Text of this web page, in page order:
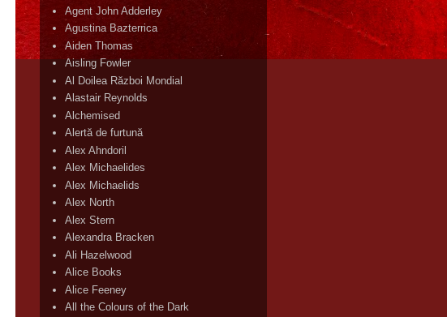
Agent John Adderley
Agustina Bazterrica
Aiden Thomas
Aisling Fowler
Al Doilea Război Mondial
Alastair Reynolds
Alchemised
Alertă de furtună
Alex Ahndoril
Alex Michaelides
Alex Michaelids
Alex North
Alex Stern
Alexandra Bracken
Ali Hazelwood
Alice Books
Alice Feeney
All the Colours of the Dark